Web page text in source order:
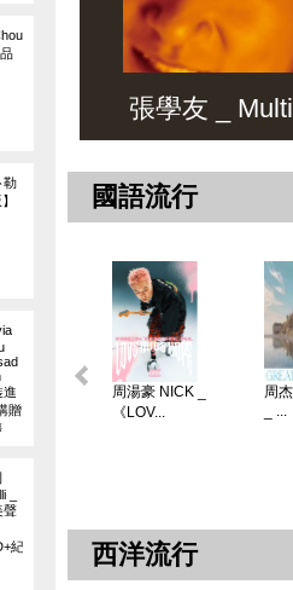
勒
進
贈
_
聲
紀
張學友 _
國語流行
周湯豪 NICK _
《LOV...
周
_ ...
西洋流行